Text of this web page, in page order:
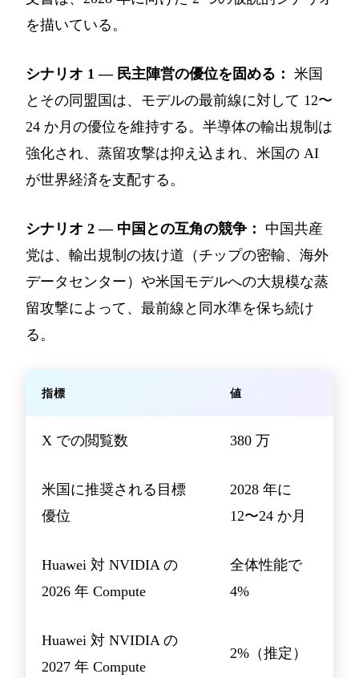
を描いている。
シナリオ 1 — 民主陣営の優位を固める： 米国
とその同盟国は、モデルの最前線に対して 12〜
24 か月の優位を維持する。半導体の輸出規制は
強化され、蒸留攻撃は抑え込まれ、米国の AI
が世界経済を支配する。
シナリオ 2 — 中国との互角の競争：
中国共産
党は、輸出規制の抜け道（チップの密輸、海外
データセンター）や米国モデルへの大規模な蒸
留攻撃によって、最前線と同水準を保ち続け
る。
指標 値
X での閲覧数 380 万
米国に推奨される目標
優位
2028 年に
12〜24 か月
Huawei 対 NVIDIA の
2026 年 Compute
全体性能で
4%
Huawei 対 NVIDIA の
2027 年 Compute
2%（推定）